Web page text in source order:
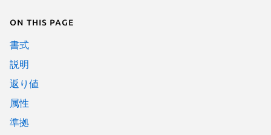
On this page
書式
説明
返り値
属性
準拠